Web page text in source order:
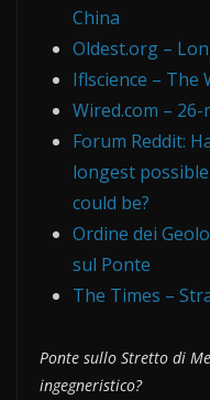
China
Oldest.org –
Iflscience – The
Wired.com –
Forum Reddit:
longest
could be?
Ordine dei
sul Ponte
The Times –
Ponte sullo Stretto di
ingegneristico?